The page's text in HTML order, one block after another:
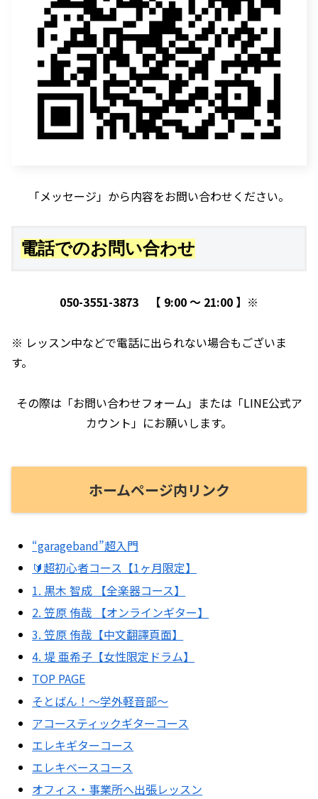
「メッセージ」から内容をお問い合わせください。
電話でのお問い合わせ
050-3551-3873 【 9:00 〜 21:00 】※
※ レッスン中などで電話に出られない場合もございま
す。
その際は「お問い合わせフォーム」または「LINE公式ア
カウント」にお願いします。
ホームページ内リンク
“garageband”超入門
🔰超初心者コース【1ヶ月限定】
1. 黒木 智成 【全楽器コース】
2. 笠原 侑哉 【オンラインギター】
3. 笠原 侑哉【中文翻譯頁面】
4. 堤 亜希子【女性限定ドラム】
TOP PAGE
そとばん！〜学外軽音部〜
アコースティックギターコース
エレキギターコース
エレキベースコース
オフィス・事業所へ出張レッスン